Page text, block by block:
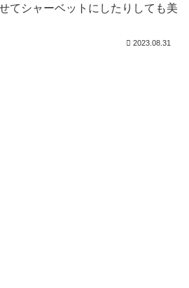
てシャーベットにしたりしても美
2023.08.31